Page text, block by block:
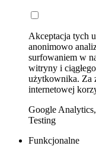
Akceptacja tych
anonimowo
surfowaniem w
witryny i
użytkownika. Za
internetowej
Google
Testing
Funkcjonalne